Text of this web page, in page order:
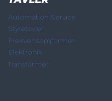
Automation Service
Styretavler
Frekvensomformer
Elektronik
Transformer